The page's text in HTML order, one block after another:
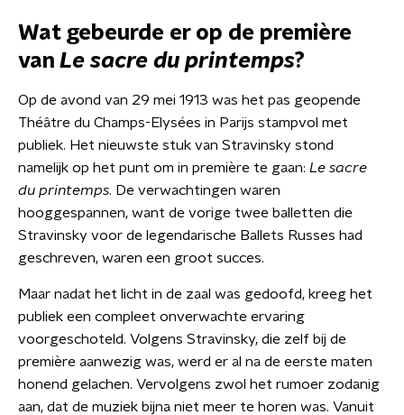
Wat gebeurde er op de première
van Le sacre du printemps?
Op de avond van 29 mei 1913 was het pas geopende
Théâtre du Champs-Elysées in Parijs stampvol met
publiek. Het nieuwste stuk van Stravinsky stond
namelijk op het punt om in première te gaan: Le sacre
du printemps. De verwachtingen waren
hooggespannen, want de vorige twee balletten die
Stravinsky voor de legendarische Ballets Russes had
geschreven, waren een groot succes.
Maar nadat het licht in de zaal was gedoofd, kreeg het
publiek een compleet onverwachte ervaring
voorgeschoteld. Volgens Stravinsky, die zelf bij de
première aanwezig was, werd er al na de eerste maten
honend gelachen. Vervolgens zwol het rumoer zodanig
aan, dat de muziek bijna niet meer te horen was. Vanuit